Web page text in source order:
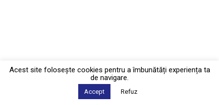
Acest site foloseşte cookies pentru a îmbunătăți experiența ta
de navigare.
Accept Refuz